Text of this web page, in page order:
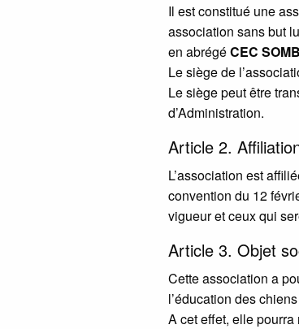
Il est constitué une
association sans but
en abrégéCEC
Le siège de
Le siège peut être
d’Administration.
Article 2.
L’association est
convention du 12
vigueur et ceux qui
Article 3. Objet
Cette association a
l’éducation des
A cet effet, elle pourra